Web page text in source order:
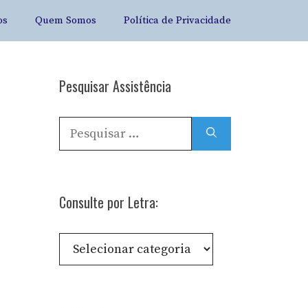
Quem Somos Política de Privacidade
Pesquisar Assistência
Pesquisar
por:
Consulte por Letra:
Consulte